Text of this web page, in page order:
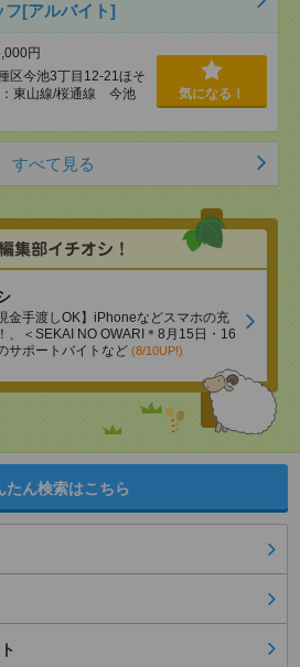
フ[アルバイト]
円
区今池3丁目12-21ほそ
：東山線/桜通線 今池
気になる！
すべて見る
金手渡しOK】iPhoneなどスマホの充
、＜SEKAI NO OWARI＊8月15日・16
サポートバイトなど (8/10UP!)
たん検索はこちら